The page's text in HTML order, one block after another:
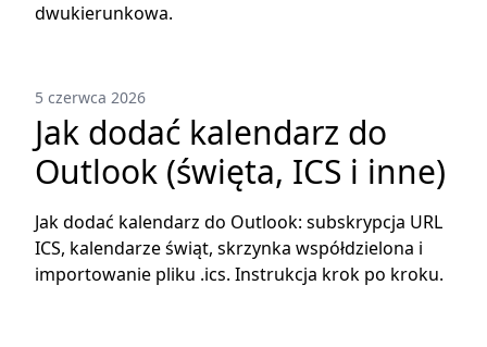
dwukierunkowa.
5 czerwca 2026
Jak dodać kalendarz do
Outlook (święta, ICS i inne)
Jak dodać kalendarz do Outlook: subskrypcja URL
ICS, kalendarze świąt, skrzynka współdzielona i
importowanie pliku .ics. Instrukcja krok po kroku.